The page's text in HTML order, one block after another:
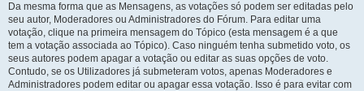
Da mesma forma que as Mensagens, as votações só podem ser editadas pelo
seu autor, Moderadores ou Administradores do Fórum. Para editar uma
votação, clique na primeira mensagem do Tópico (esta mensagem é a que
tem a votação associada ao Tópico). Caso ninguém tenha submetido voto, os
seus autores podem apagar a votação ou editar as suas opções de voto.
Contudo, se os Utilizadores já submeteram votos, apenas Moderadores e
Administradores podem editar ou apagar essa votação. Isso é para evitar com